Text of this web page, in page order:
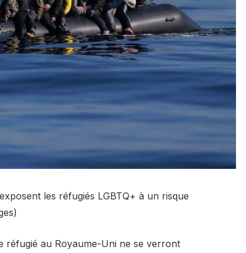
les réfugiés LGBTQ+ à un risque
réfugié au Royaume-Uni ne se verront